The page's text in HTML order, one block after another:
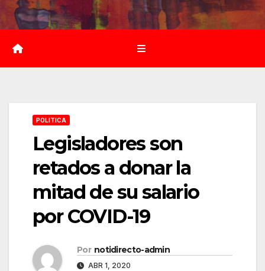
Saltar
al
contenido
POLITICA
Legisladores son
retados a donar la
mitad de su salario
por COVID-19
Por notidirecto-admin
ABR 1, 2020